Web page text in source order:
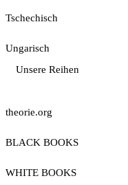
Tschechisch
Ungarisch
Unsere Reihen
theorie.org
BLACK BOOKS
WHITE BOOKS